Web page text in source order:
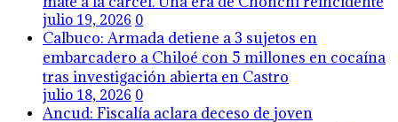
julio 19, 2026 0
Calbuco: Armada detiene a 3 sujetos en
embarcadero a Chiloé con 5 millones en cocaína
tras investigación abierta en Castro
julio 18, 2026 0
Ancud: Fiscalía aclara deceso de joven